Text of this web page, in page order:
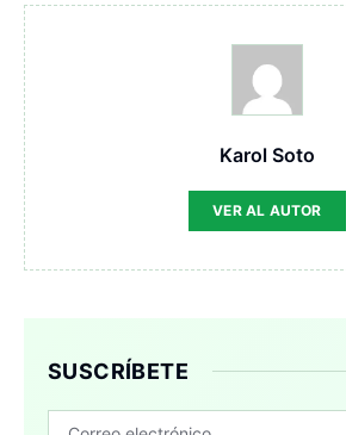
Karol Soto
VER AL AUTOR
SUSCRÍBETE